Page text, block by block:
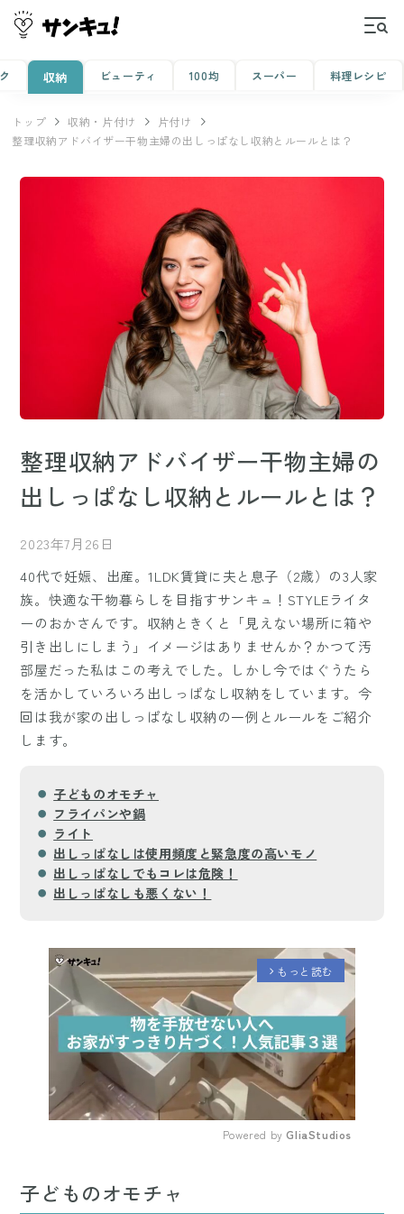
収納 ビューティ 100均 スーパー 料理レシピ
トップ 収納・片付け
片付け
整理収納アドバイザー干物主婦の出しっぱなし収納とルールとは？
整理収納アドバイザー干物主婦の
出しっぱなし収納とルールとは？
2023年7月26日
40代で妊娠、出産。1LDK賃貸に夫と息子（2歳）の3人家
族。快適な干物暮らしを目指すサンキュ！STYLEライタ
ーのおかさんです。収納ときくと「見えない場所に箱や
引き出しにしまう」イメージはありませんか？かつて汚
部屋だった私はこの考えでした。しかし今ではぐうたら
を活かしていろいろ出しっぱなし収納をしています。今
回は我が家の出しっぱなし収納の一例とルールをご紹介
します。
子どものオモチャ
フライパンや鍋
ライト
出しっぱなしは使用頻度と緊急度の高いモノ
出しっぱなしでもコレは危険！
出しっぱなしも悪くない！
arrow_forward_ios もっと読む
Powered by GliaStudios
子どものオモチャ